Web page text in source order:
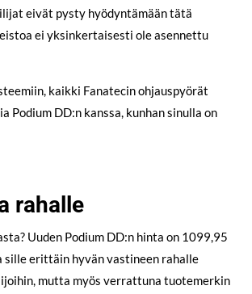
eivät pysty hyödyntämään tätä
ei yksinkertaisesti ole asennettu
kaikki Fanatecin ohjauspyörät
Podium DD:n kanssa, kunhan sinulla on
rahalle
Uuden Podium DD:n hinta on 1099,95
sille erittäin hyvän vastineen rahalle
mutta myös verrattuna tuotemerkin